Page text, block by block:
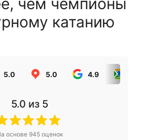
катанию
5.0 5.0 4.9
5.0 из 5
основе 945оценок